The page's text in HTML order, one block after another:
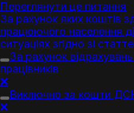
Переглянути це питання
За рахунок яких коштів
працюючого населення
ситуаціях згідно зі
За рахунок відрахувань
працівників
❌
Виключно за кошти
❌